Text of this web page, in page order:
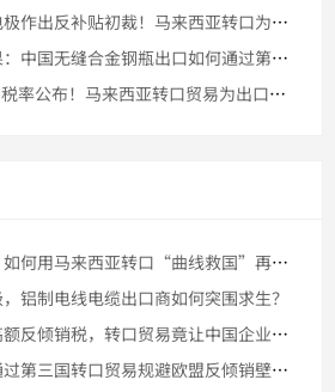
美国对华大直径石墨电极作出反补贴初裁！马来西亚转口为出口提供
从现行税率到复审结果：中国无缝合金钢瓶出口如何通过第三国转口
美国终裁L-赖氨酸双反税率公布！马来西亚转口贸易为出口提供合
环氧树脂出口遇难题！如何用马来西亚转口“曲线救国”再战美国市
铝制电线电缆出口商如何突围求生？
出口受阻！欧盟征收高额反倾销税，转口贸易竟让中国企业成功突围
从中国到欧洲，如何通过第三国转口贸易规避欧盟反倾销壁垒，实现